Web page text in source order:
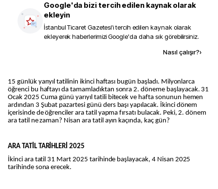
Google'da bizi tercih edilen kaynak olarak
ekleyin
İstanbul Ticaret Gazetesi'i tercih edilen kaynak olarak
ekleyerek haberlerimizi Google'da daha sık görebilirsiniz.
Nasıl çalışır?›
15 günlük yarıyıl tatilinin ikinci haftası bugün başladı. Milyonlarca
öğrenci bu haftayı da tamamladıktan sonra 2. döneme başlayacak. 31
Ocak 2025 Cuma günü yarıyıl tatili bitecek ve hafta sonunun hemen
ardından 3 Şubat pazartesi günü ders başı yapılacak. İkinci dönem
içerisinde de öğrenciler ara tatil yapma fırsatı bulacak. Peki, 2. dönem
ara tatil ne zaman? Nisan ara tatil ayın kaçında, kaç gün?
ARA TATİL TARİHLERİ 2025
İkinci ara tatil 31 Mart 2025 tarihinde başlayacak, 4 Nisan 2025
tarihinde sona erecek.